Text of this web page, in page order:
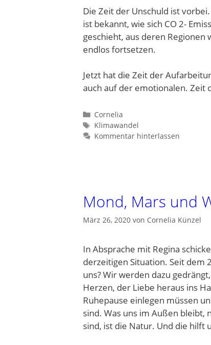
Die Zeit der Unschuld ist
ist bekannt, wie sich CO 2-
geschieht, aus deren Regionen
endlos fortsetzen.
Jetzt hat die Zeit der
auch auf der emotionalen. Zeit
Kategorien
Cornelia
Schlagwörter
Klimawandel
Kommentar hinterlassen
Mond, Mars und
März 26, 2020 von Cornelia Künzel
In Absprache mit Regina
derzeitigen Situation. Seit dem
uns? Wir werden dazu
Herzen, der Liebe heraus ins
Ruhepause einlegen müssen
sind. Was uns im Außen bleibt,
sind, ist die Natur. Und die hilft